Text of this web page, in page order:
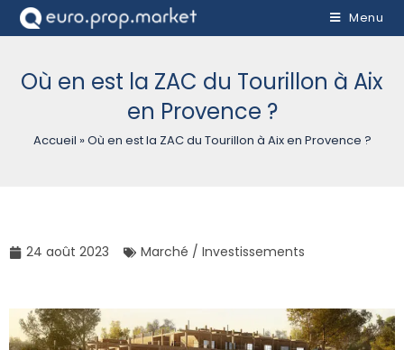
Menu
Où en est la ZAC du Tourillon à Aix
en Provence ?
Accueil »Où en est la ZAC du Tourillon à Aix en Provence ?
24 août 2023 Marché / Investissements